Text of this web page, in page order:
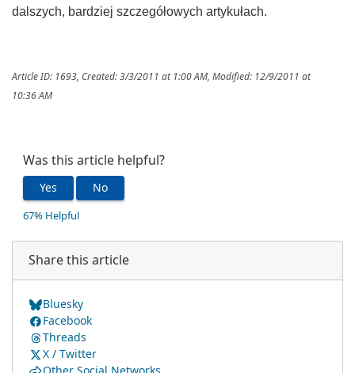
dalszych, bardziej szczegółowych artykułach.
Article ID: 1693, Created: 3/3/2011 at 1:00 AM, Modified: 12/9/2011 at
10:36 AM
Was this article helpful?
Yes No
67% Helpful
Share this article
Bluesky
Facebook
Threads
X / Twitter